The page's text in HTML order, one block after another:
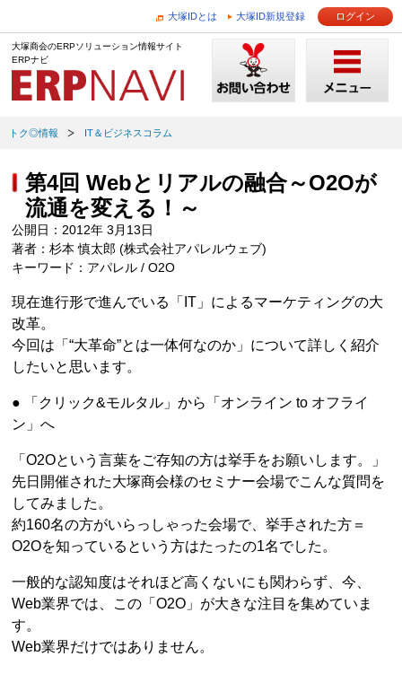
大塚IDとは 大塚ID新規登録 ログイン
大塚商会のERPソリューション情報サイト
ERPナビ
トク◎情報 IT＆ビジネスコラム
第4回 Webとリアルの融合～O2Oが
流通を変える！～
公開日：2012年 3月13日
著者：杉本 慎太郎 (株式会社アパレルウェブ)
キーワード：アパレル / O2O
現在進行形で進んでいる「IT」によるマーケティングの大
改革。
今回は「“大革命”とは一体何なのか」について詳しく紹介
したいと思います。
● 「クリック&モルタル」から「オンライン to オフライ
ン」へ
「O2Oという言葉をご存知の方は挙手をお願いします。」
先日開催された大塚商会様のセミナー会場でこんな質問を
してみました。
約160名の方がいらっしゃった会場で、挙手された方＝
O2Oを知っているという方はたったの1名でした。
一般的な認知度はそれほど高くないにも関わらず、今、
Web業界では、この「O2O」が大きな注目を集めていま
す。
Web業界だけではありません。